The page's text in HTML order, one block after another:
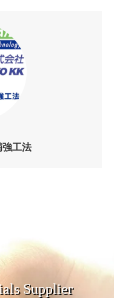
強工法
Supplier